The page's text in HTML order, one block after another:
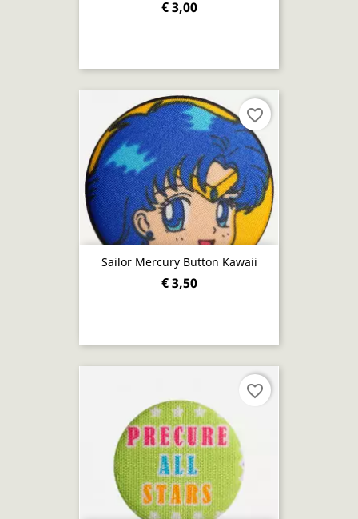
€ 3,00
Sailor Mercury Button Kawaii
€ 3,50
favorite_border
favorite_border